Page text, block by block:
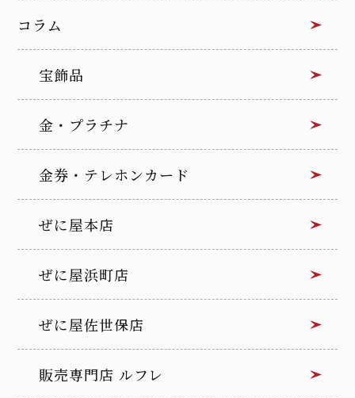
コラム
宝飾品
金・プラチナ
金券・テレホンカード
ぜに屋本店
ぜに屋浜町店
ぜに屋佐世保店
販売専門店 ルフレ